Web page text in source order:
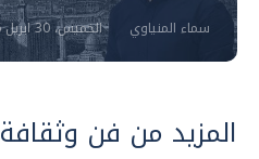
سماء المنياوي الخميس، 30 ابريل 2026 02:49 م
المزيد من فن وثقافة